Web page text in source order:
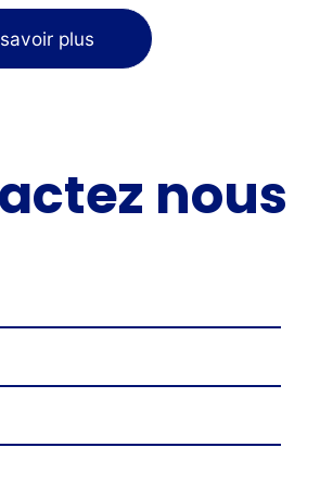
plus
nous